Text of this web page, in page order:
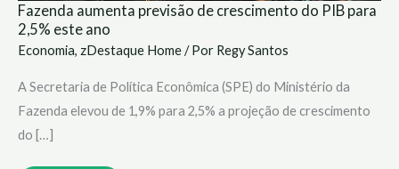
Fazenda aumenta previsão de crescimento do PIB para
2,5% este ano
Economia, zDestaque Home/ Por Regy Santos
A Secretaria de Política Econômica (SPE) do Ministério da
Fazenda elevou de 1,9% para 2,5% a projeção de crescimento
do […]